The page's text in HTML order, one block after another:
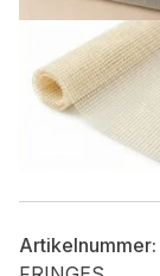
Artikelnummer: